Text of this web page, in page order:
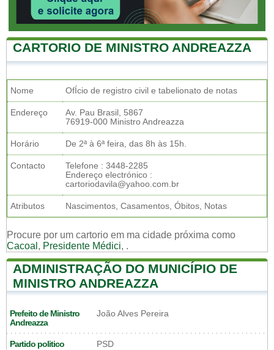
CARTORIO DE MINISTRO ANDREAZZA
Nome OfÍcio de registro civil e tabelionato de notas
Endereço
Av. Pau Brasil, 5867
76919-000 Ministro Andreazza
Horário De 2ª à 6ª feira, das 8h às 15h.
Contacto
Telefone : 3448-2285
Endereço electrónico :
cartoriodavila@yahoo.com.br
Atributos Nascimentos, Casamentos, Óbitos, Notas
Procure por um cartorio em ma cidade próxima como
Cacoal , Presidente Médici, .
ADMINISTRAÇÃO DO MUNICÍPIO DE
MINISTRO ANDREAZZA
Prefeito de Ministro
Andreazza
João Alves Pereira
Partido politico PSD